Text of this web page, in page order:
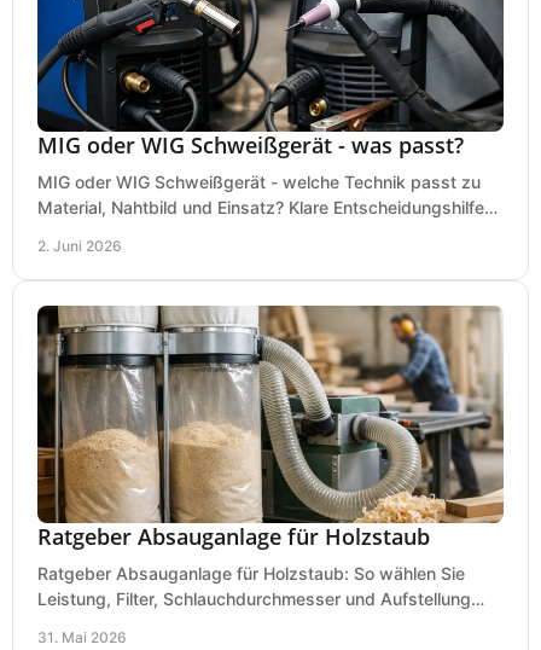
MIG oder WIG Schweißgerät - was passt?
MIG oder WIG Schweißgerät - welche Technik passt zu
Material, Nahtbild und Einsatz? Klare Entscheidungshilfe
2. Juni 2026
Ratgeber Absauganlage für Holzstaub
Ratgeber Absauganlage für Holzstaub: So wählen Sie
Leistung, Filter, Schlauchdurchmesser und Aufstellung
31. Mai 2026